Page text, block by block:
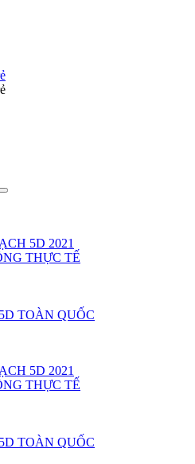
5D 2021
THỰC TẾ
TOÀN QUỐC
5D 2021
THỰC TẾ
TOÀN QUỐC